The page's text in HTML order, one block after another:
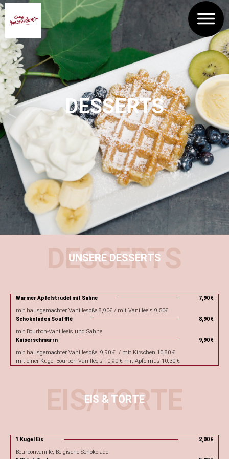
DESSERTS
DESSERTS
UNSERE DESSERTS
Warmer Apfelstrudel mit Sahne 7,90 €
mit hausgemachter Vanillesoße 8,90€ / mit Vanilleeis 9,50€
Schokoladen Souffflé 8,90 €
mit Bourbon-Vanilleeis und Sahne
Kaiserschmarrn 9,90 €
mit hausgemachter Vanillesoße 9,90 € / mit Kirschen 10,80 €
mit einer Kugel Bourbon-Vanilleeis 10,90 € mit Apfelmus 10,30 €
EIS/TORTE
EIS & TORTE
1 Kugel Eis 2,00 €
Bourbonvanille, Belgische Schokolade